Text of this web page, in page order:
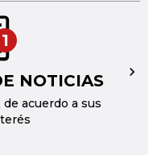
1
NOTICIAS
acuerdo a sus
→